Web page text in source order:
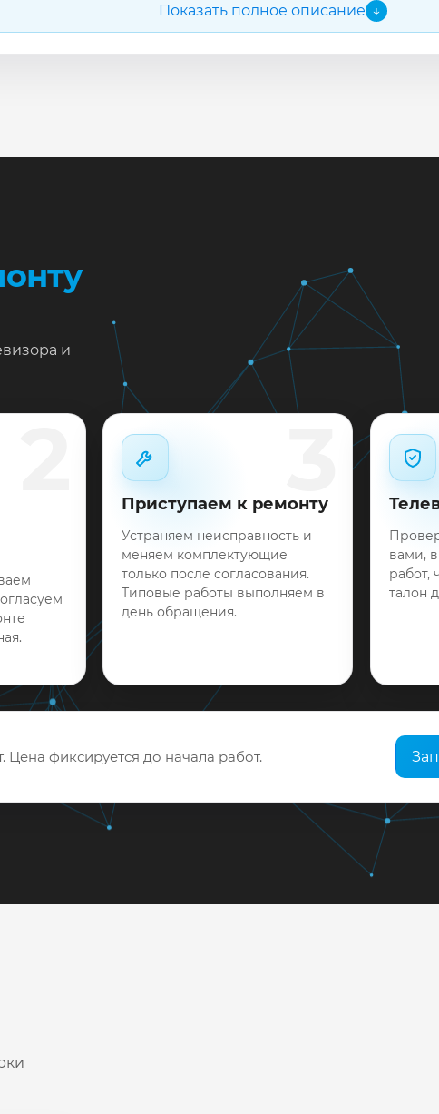
смета до начала работ;
проверенных комплектующих.
заявку или позвоните: укажите симптомы — подскажем
Показать полное описание ↓
и
Приступаем к ремонту
Устраняем неисправность и
меняем комплектующие
только после согласования.
Типовые работы выполняем в
день обращения.
вами,
работ,
талон
Цена фиксируется до начала работ.